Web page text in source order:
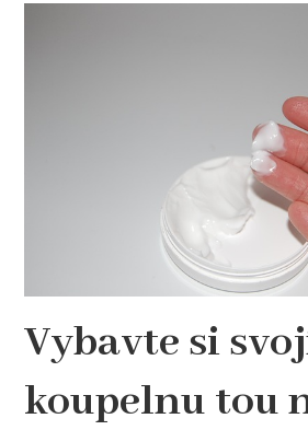
Vybavte si
koupelnu tou